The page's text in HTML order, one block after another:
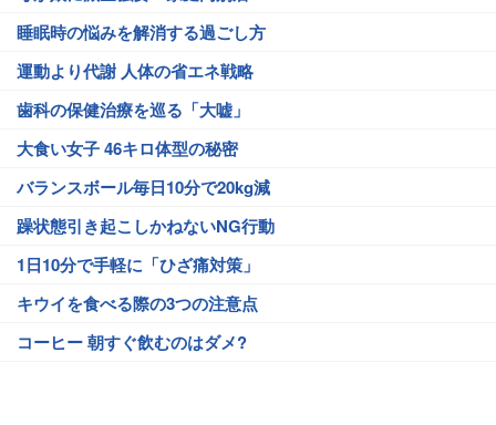
睡眠時の悩みを解消する過ごし方
運動より代謝 人体の省エネ戦略
歯科の保健治療を巡る「大嘘」
大食い女子 46キロ体型の秘密
バランスボール毎日10分で20kg減
躁状態引き起こしかねないNG行動
1日10分で手軽に「ひざ痛対策」
キウイを食べる際の3つの注意点
コーヒー 朝すぐ飲むのはダメ?